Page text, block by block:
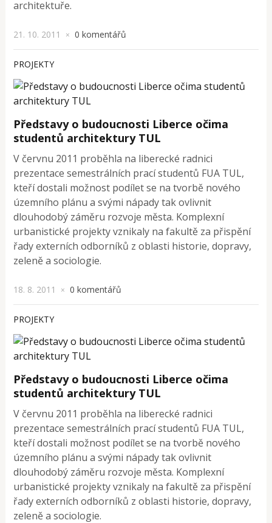
architektuře.
21. 10. 2011 × 0 komentářů
PROJEKTY
Představy o budoucnosti Liberce očima
studentů architektury TUL
V červnu 2011 proběhla na liberecké radnici
prezentace semestrálních prací studentů FUA TUL,
kteří dostali možnost podílet se na tvorbě nového
územního plánu a svými nápady tak ovlivnit
dlouhodobý záměru rozvoje města. Komplexní
urbanistické projekty vznikaly na fakultě za přispění
řady externích odborníků z oblasti historie, dopravy,
zeleně a sociologie.
18. 8. 2011 × 0 komentářů
PROJEKTY
Představy o budoucnosti Liberce očima
studentů architektury TUL
V červnu 2011 proběhla na liberecké radnici
prezentace semestrálních prací studentů FUA TUL,
kteří dostali možnost podílet se na tvorbě nového
územního plánu a svými nápady tak ovlivnit
dlouhodobý záměru rozvoje města. Komplexní
urbanistické projekty vznikaly na fakultě za přispění
řady externích odborníků z oblasti historie, dopravy,
zeleně a sociologie.